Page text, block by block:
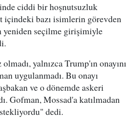
ciddi bir hoşnutsuzluk
içindeki bazı isimlerin görevden
yeniden seçilme girişimiyle
yalnızca Trump'ın onayını
uygulanmadı. Bu onayı
ve o dönemde askeri
Gofman, Mossad'a katılmadan
dedi.